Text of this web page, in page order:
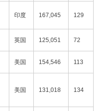
印度 167,045 129
英国 125,051 72
美国 154,546 113
美国 131,018 134